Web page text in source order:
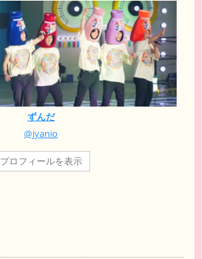
検索
ずんだ
@jyanio
プロフィールを表示